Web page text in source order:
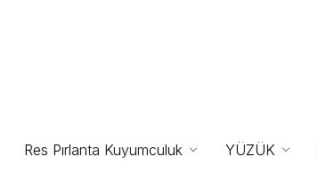
Res Pırlanta Kuyumculuk YÜZÜK